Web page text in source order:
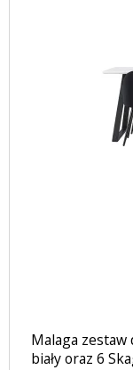
Malaga zestaw
biały oraz 6